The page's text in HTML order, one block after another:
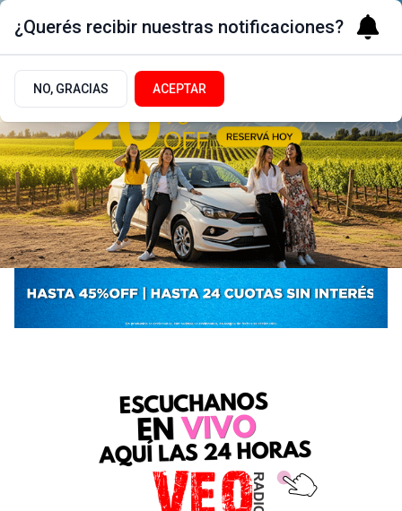
¿Querés recibir nuestras notificaciones?
NO, GRACIAS ACEPTAR